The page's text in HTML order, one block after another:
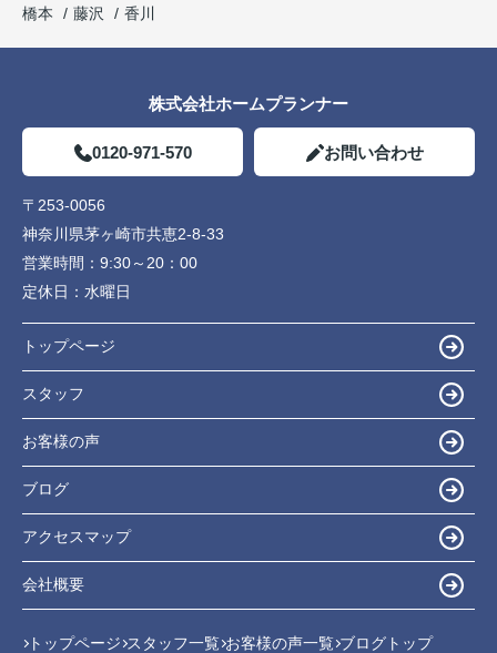
橋本
藤沢 香川
株式会社ホームプランナー
0120-971-570 お問い合わせ
〒253-0056
神奈川県茅ヶ崎市共恵2-8-33
営業時間： 9:30～20：00
定休日： 水曜日
トップページ
スタッフ
お客様の声
ブログ
アクセスマップ
会社概要
トップページ スタッフ一覧 お客様の声一覧 ブログトップ